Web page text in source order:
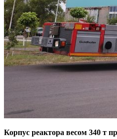
Корпус реактора весом 340 т